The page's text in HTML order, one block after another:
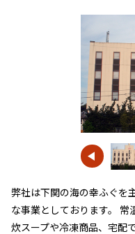
弊社は下関の海の幸ふぐを
な事業としております。 常
炊スープや冷凍商品、宅配